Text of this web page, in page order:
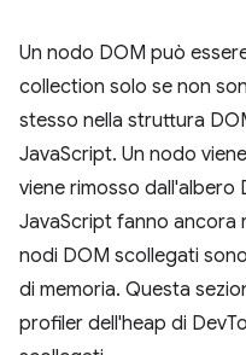
Un nodo DOM può
collection solo se non
stesso nella struttura
JavaScript. Un nodo
viene rimosso dall'albero
JavaScript fanno ancora
nodi DOM scollegati
di memoria. Questa
profiler dell'heap di